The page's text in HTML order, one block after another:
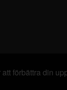
förbättra din